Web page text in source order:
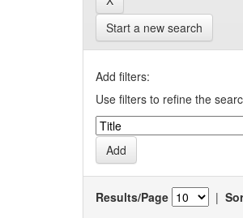
Start a new search
Add filters:
Use filters to refine the
Results/Page |